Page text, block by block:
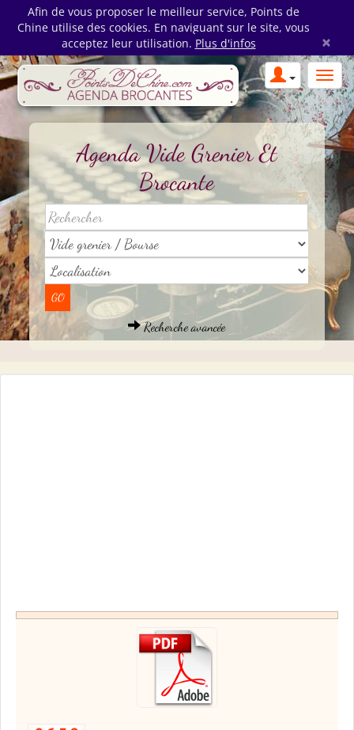
Afin de vous proposer le meilleur service, Points de
Chine utilise des cookies. En naviguant sur le site, vous
acceptez leur utilisation. Plus d'infos ×
Agenda Vide Grenier Et
Brocante
Recherche avancée